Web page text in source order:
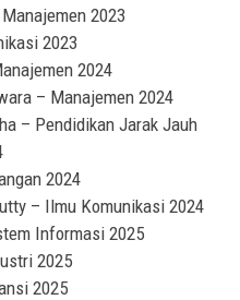
2023
2023
2024
– Manajemen 2024
– Pendidikan Jarak Jauh
2024
– Ilmu Komunikasi 2024
Informasi 2025
2025
2025